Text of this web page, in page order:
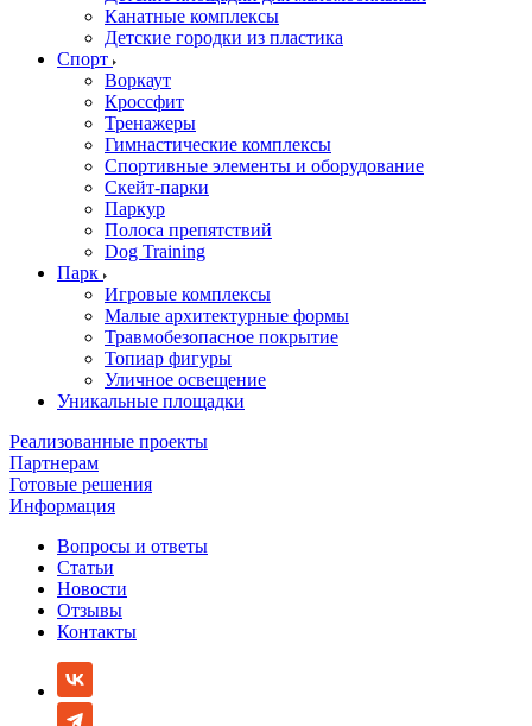
Канатные комплексы
Детские городки из пластика
Спорт
Воркаут
Кроссфит
Тренажеры
Гимнастические комплексы
Спортивные элементы и оборудование
Скейт-парки
Паркур
Полоса препятствий
Dog Training
Парк
Игровые комплексы
Малые архитектурные формы
Травмобезопасное покрытие
Топиар фигуры
Уличное освещение
Уникальные площадки
Реализованные проекты
Партнерам
Готовые решения
Информация
Вопросы и ответы
Статьи
Новости
Отзывы
Контакты